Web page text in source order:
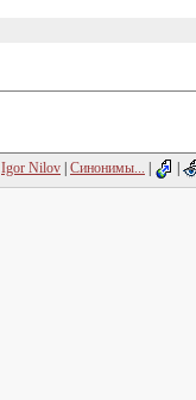
Igor Nilov Синонимы...